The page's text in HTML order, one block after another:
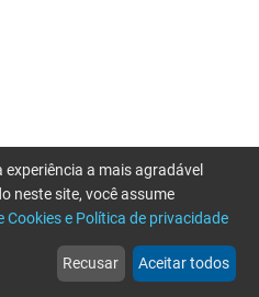
web
Notícias
more_horiz
Mais
a mais agradável
neste site, você assume
Cookies e Política de privacidade
Recusar Aceitar todos
favor tente novamente